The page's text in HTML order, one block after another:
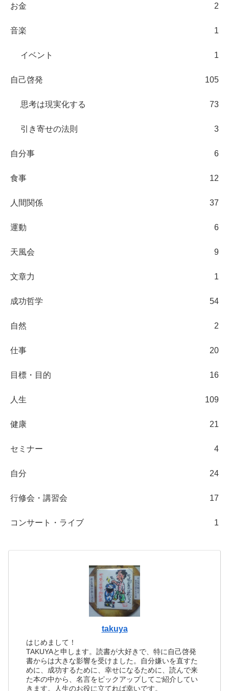
お金 2
音楽 1
イベント 1
自己啓発 105
思考は現実化する 73
引き寄せの法則 3
自分事 6
食事 12
人間関係 37
運動 6
天風会 9
文章力 1
成功哲学 54
自然 2
仕事 20
目標・目的 16
人生 109
健康 21
セミナー 4
自分 24
行修会・講習会 17
コンサート・ライブ 1
takuya
はじめまして！
TAKUYAと申します。読書が大好きで、特に自己啓発
書からは大きな影響を受けました。自分嫌いを直すた
めに、成功するために、幸せになるために、読んで来
た本の中から、名言をピックアップしてご紹介してい
きます。人生のお役に立てれば幸いです。